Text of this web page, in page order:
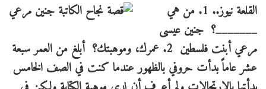
القلعة نيوز.. 1. من هي
_______؟ جنين عيسى
مرعي أبنت فلسطين 2. عمرك، وموهبتك؟ أبلغ من العمر سبعة
عشر عاماً بدأت حروفي بالظهور عندما كنت في الصف الخامس